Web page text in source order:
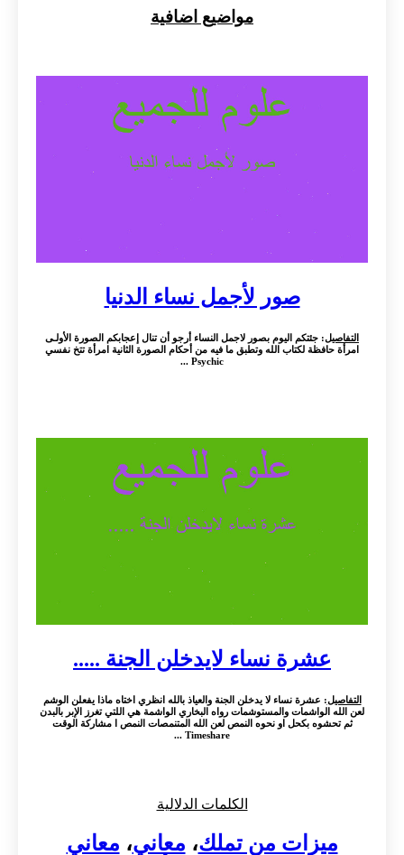
مواضيع اضافية
صور لأجمل نساء الدنيا
التفاصيل: جئتكم اليوم بصور لاجمل النساء أرجو أن تنال إعجابكم الصورة الأولـى
امرأة حافظة لكتاب الله وتطبق ما فيه من أحكام الصورة الثانية امرأة تتخ نفسي
Psychic ...
عشرة نساء لايدخلن الجنة .....
التفاصيل: عشرة نساء لا يدخلن الجنة والعياذ بالله انظري اختاه ماذا يفعلن الوشم
لعن الله الواشمات والمستوشمات رواه البخاري الواشمة هي اللتي تغرز الإبر بالبدن
ثم تحشوه بكحل او نحوه النمص لعن الله المتنمصات النمص ا مشاركة الوقت
Timeshare ...
الكلمات الدلالية
ميزات من تملك، معاني، معاني